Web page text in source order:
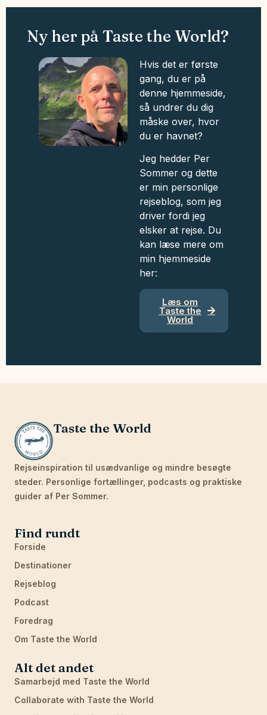
Ny her på Taste the World?
Hvis det er første
gang, du er på
denne hjemmeside,
så undrer du dig
måske over, hvor
du er havnet?
Jeg hedder Per
Sommer og dette
er min personlige
rejseblog, som jeg
driver fordi jeg
elsker at rejse. Du
kan læse mere om
min hjemmeside
her:
Læs om
Taste the
World
Taste the World
Rejseinspiration til usædvanlige og mindre besøgte
steder. Personlige fortællinger, podcasts og praktiske
guider af Per Sommer.
Find rundt
Forside
Destinationer
Rejseblog
Podcast
Foredrag
Om Taste the World
Alt det andet
Samarbejd med Taste the World
Collaborate with Taste the World